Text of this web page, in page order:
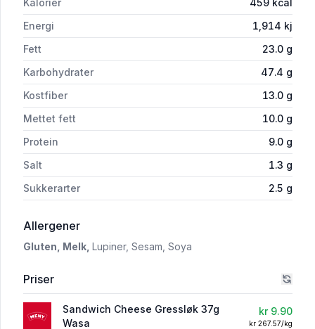
Kalorier 459 kcal
Energi
1,914 kj
Fett
23.0 g
Karbohydrater
47.4 g
Kostfiber
13.0 g
Mettet fett
10.0 g
Protein
9.0 g
Salt
1.3 g
Sukkerarter
2.5 g
Allergeneri 'Sandwich Cheese Gressløk 37g Wasa'
Gluten, Melk, Lupiner, Sesam, Soya
Priser
Sandwich Cheese Gressløk 37g
Wasa
kr 9.90
kr 267.57/kg